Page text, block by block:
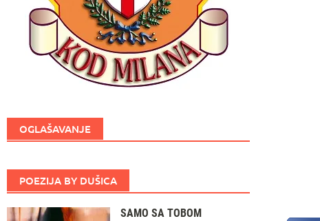
OGLAŠAVANJE
POEZIJA BY DUŠICA
SAMO SA TOBOM